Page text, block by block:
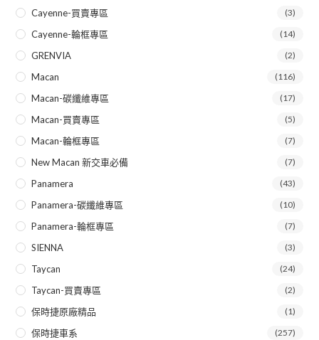
Cayenne-買賣專區 (3)
Cayenne-輪框專區 (14)
GRENVIA (2)
Macan (116)
Macan-碳纖維專區 (17)
Macan-買賣專區 (5)
Macan-輪框專區 (7)
New Macan 新交車必備 (7)
Panamera (43)
Panamera-碳纖維專區 (10)
Panamera-輪框專區 (7)
SIENNA (3)
Taycan (24)
Taycan-買賣專區 (2)
保時捷原廠精品 (1)
保時捷車系 (257)